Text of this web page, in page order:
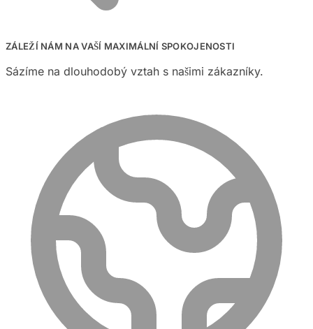
ZÁLEŽÍ NÁM NA VAŠÍ MAXIMÁLNÍ SPOKOJENOSTI
Sázíme na dlouhodobý vztah s našimi zákazníky.